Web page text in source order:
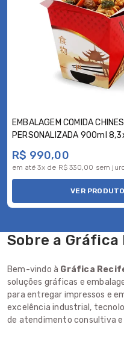
EMBALAGEM COMIDA
PERSONALIZADA 900ml 8,3x8,3x10 cm -
500 UNID
R$ 990,00
em até 3x de R$ 330,00 sem
VER PRODUTO
Sobre a Gráfica
Bem-vindo à Gráfica
soluções gráficas e
para entregar impressos e
excelência industrial,
de atendimento consultiva